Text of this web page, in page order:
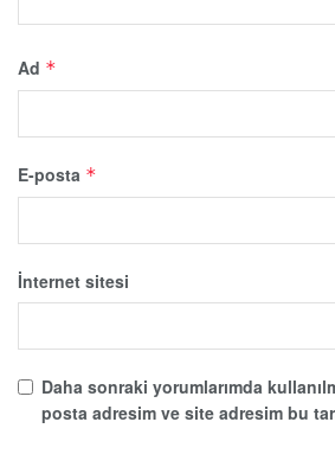
Ad *
E-posta *
İnternet sitesi
Daha sonraki yorumlarımda
posta adresim ve site adresim bu